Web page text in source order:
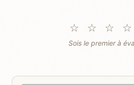
☆ ☆ ☆ ☆
Sois le premier à